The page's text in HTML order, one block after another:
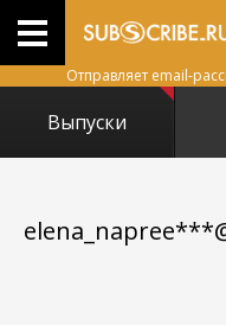
Отправляет email-
Выпуски